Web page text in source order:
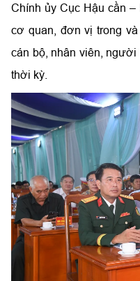
Chính ủy Cục Hậu cần
cơ quan, đơn vị trong
cán bộ, nhân viên,
thời kỳ.